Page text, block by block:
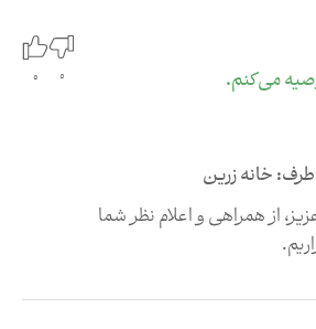
می‌کنم.
0
0
خانه زرین
از همراهی و اعلام نظر شما